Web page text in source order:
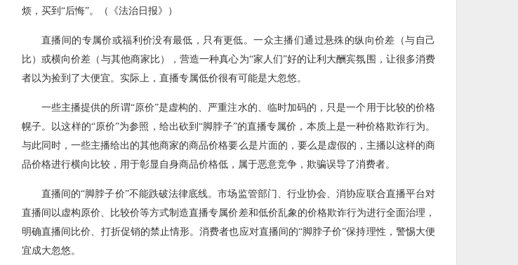
烦，买到“后悔”。（《法治日报》）
直播间的专属价或福利价没有最低，只有更低。一众主播们通过悬殊的纵向价差（与自己
比）或横向价差（与其他商家比），营造一种真心为“家人们”好的让利大酬宾氛围，让很多消费
者以为捡到了大便宜。实际上，直播专属低价很有可能是大忽悠。
一些主播提供的所谓“原价”是虚构的、严重注水的、临时加码的，只是一个用于比较的价格
幌子。以这样的“原价”为参照，给出砍到“脚脖子”的直播专属价，本质上是一种价格欺诈行为。
与此同时，一些主播给出的其他商家的商品价格要么是片面的，要么是虚假的，主播以这样的商
品价格进行横向比较，用于彰显自身商品价格低，属于恶意竞争，欺骗误导了消费者。
直播间的“脚脖子价”不能跌破法律底线。市场监管部门、行业协会、消协应联合直播平台对
直播间以虚构原价、比较价等方式制造直播专属价差和低价乱象的价格欺诈行为进行全面治理，
明确直播间比价、打折促销的禁止情形。消费者也应对直播间的“脚脖子价”保持理性，警惕大便
宜成大忽悠。